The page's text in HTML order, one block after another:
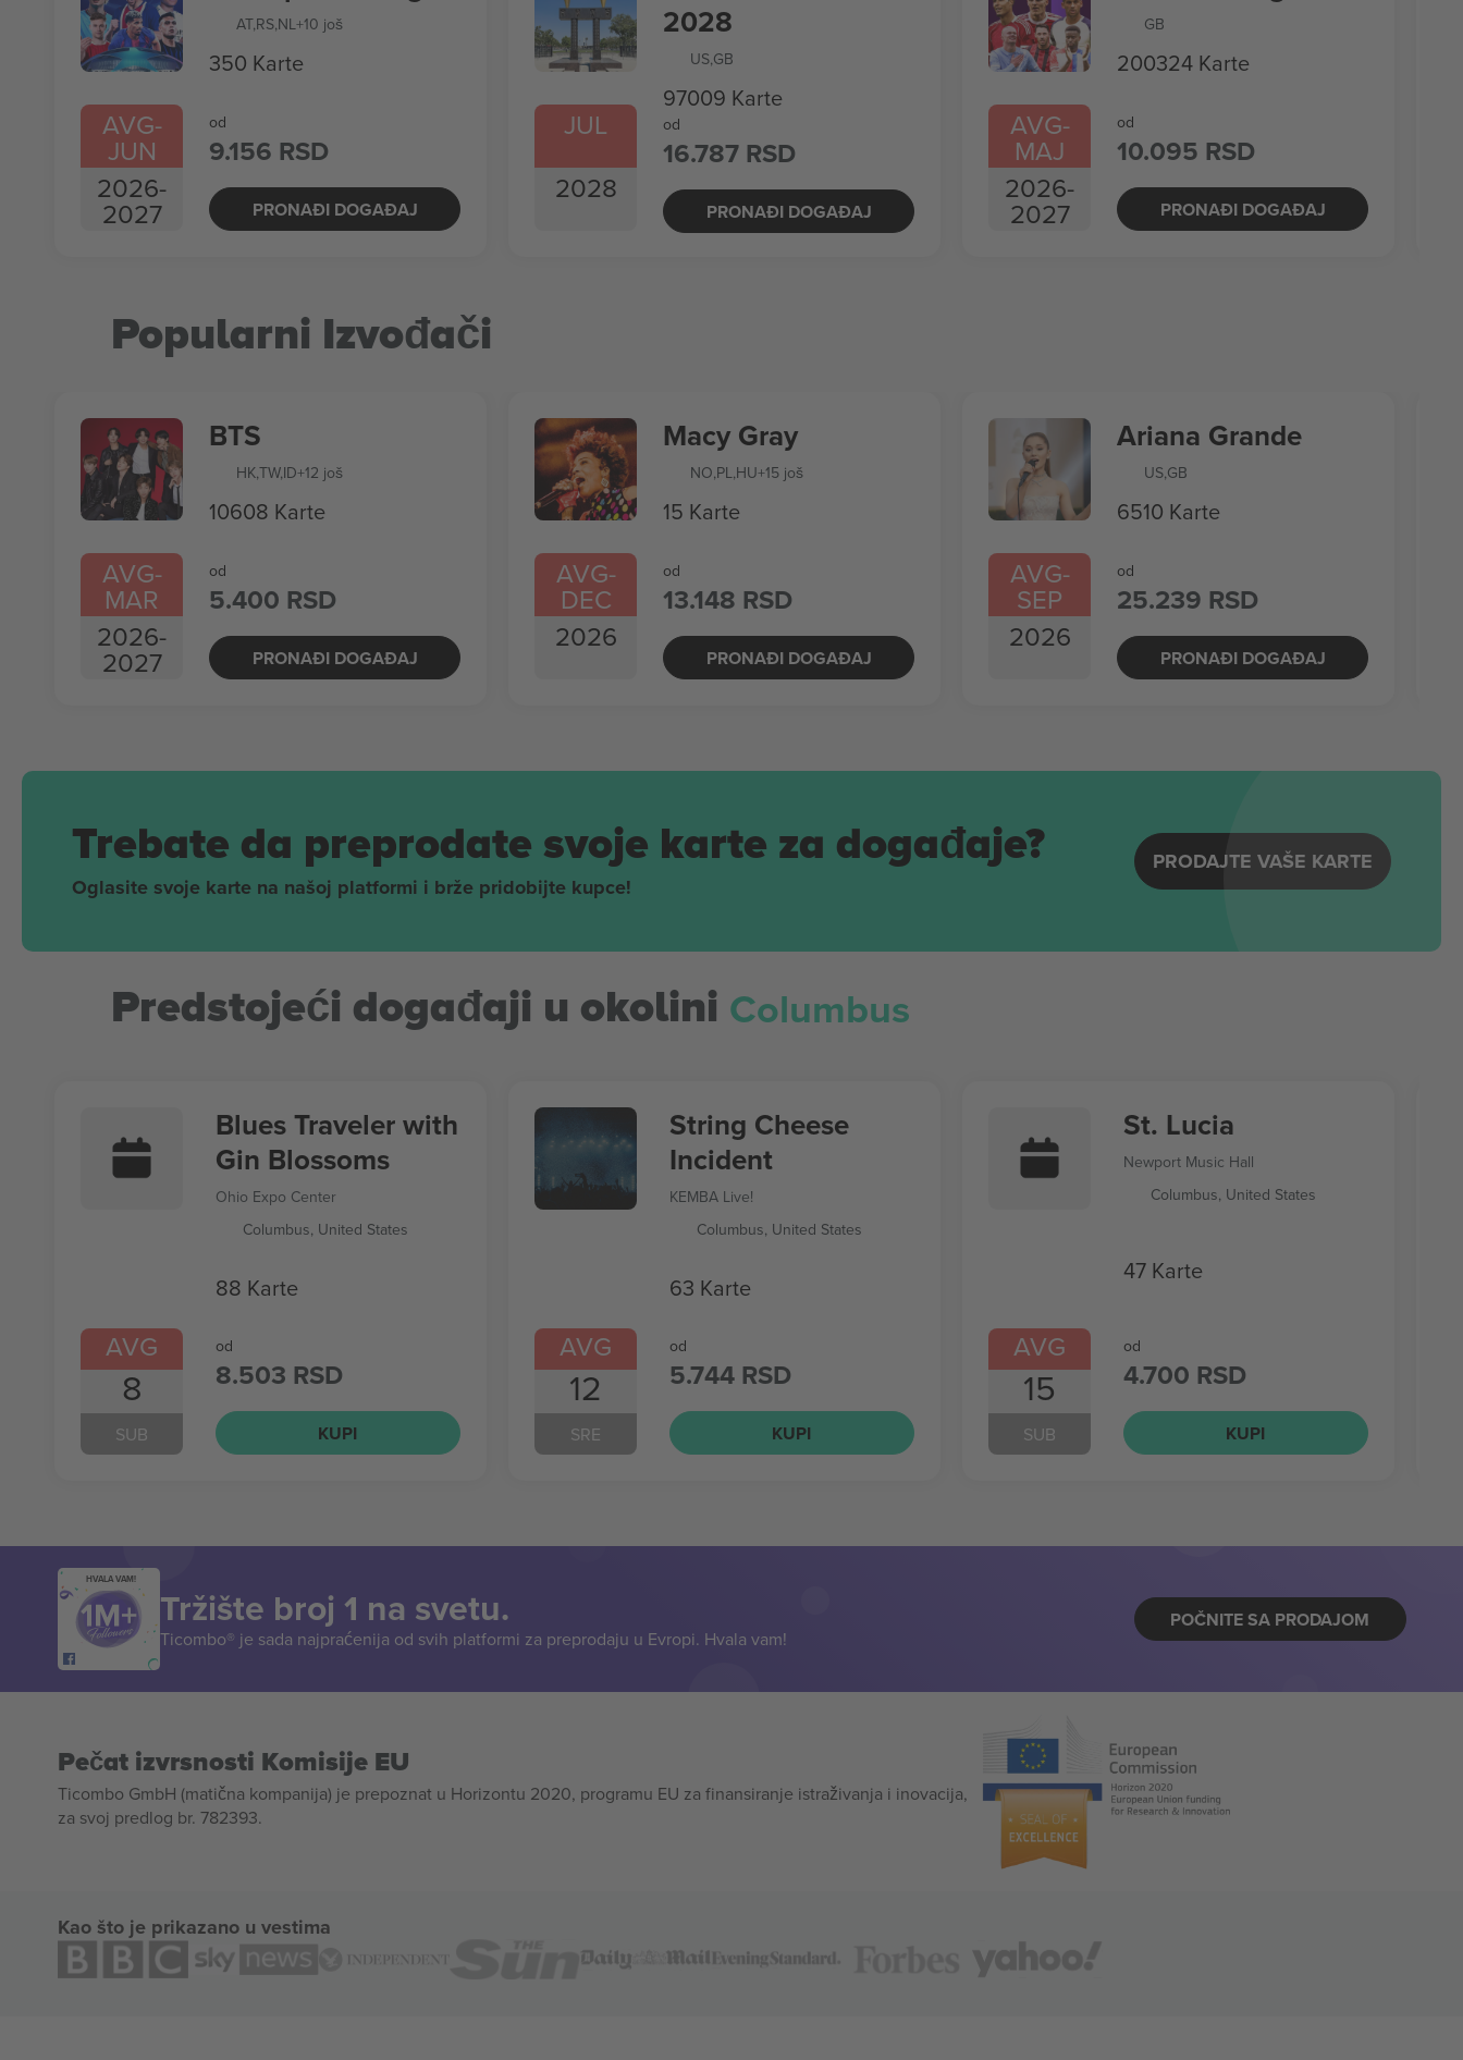
AVG-
JUN
2026-
2027
AT,RS,NL+10 još
350 Karte
od
9.156 RSD
PRONAĐI DOGAĐAJ
JUL
2028
2028
US,GB
97009 Karte
od
16.787 RSD
PRONAĐI DOGAĐAJ
AVG-
MAJ
2026-
2027
GB
200324 Karte
od
10.095 RSD
PRONAĐI DOGAĐAJ
Popularni Izvođači
AVG-
MAR
2026-
2027
BTS
HK,TW,ID+12 još
10608 Karte
od
5.400 RSD
PRONAĐI DOGAĐAJ
AVG-
DEC
2026
Macy Gray
NO,PL,HU+15 još
15 Karte
od
13.148 RSD
PRONAĐI DOGAĐAJ
AVG-
SEP
2026
Ariana Grande
US,GB
6510 Karte
od
25.239 RSD
PRONAĐI DOGAĐAJ
Trebate da preprodate svoje karte za događaje?
Oglasite svoje karte na našoj platformi i brže pridobijte kupce!
PRODAJTE VAŠE KARTE
Predstojeći događaji u okolini Columbus
AVG
8
SUB
Blues Traveler with
Gin Blossoms
Ohio Expo Center
Columbus, United States
88 Karte
od
8.503 RSD
KUPI
AVG
12
SRE
String Cheese
Incident
KEMBA Live!
Columbus, United States
63 Karte
od
5.744 RSD
KUPI
AVG
15
SUB
St. Lucia
Newport Music Hall
Columbus, United States
47 Karte
od
4.700 RSD
KUPI
HVALA VAM!
Tržište broj 1 na svetu.
Ticombo® je sada najpraćenija od svih platformi za preprodaju u Evropi. Hvala vam!
POČNITE SA PRODAJOM
Pečat izvrsnosti Komisije EU
Ticombo GmbH (matična kompanija) je prepoznat u Horizontu 2020, programu EU za finansiranje istraživanja i inovacija,
za svoj predlog br. 782393.
Kao što je prikazano u vestima